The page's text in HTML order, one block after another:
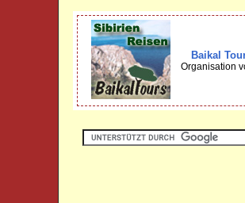
Baikal
Organisation